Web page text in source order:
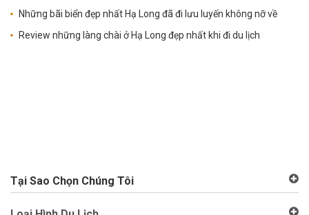
Những bãi biển đẹp nhất Hạ Long đã đi lưu luyến không nỡ về
Review những làng chài ở Hạ Long đẹp nhất khi đi du lịch
Tại Sao Chọn Chúng Tôi